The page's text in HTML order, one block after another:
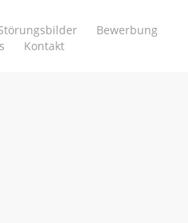
Bewerbung
Kontakt